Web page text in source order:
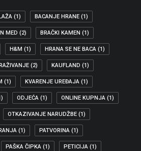
(1) BACANJE HRANE (1)
MED (2) BRAČKI KAMEN (1)
H&M (1) HRANA SE NE BACA (1)
(2) KAUFLAND (1)
(1) KVARENJE UREĐAJA (1)
ODJEĆA (1) ONLINE KUPNJA (1)
OTKAZIVANJE NARUDŽBE (1)
(1) PATVORINA (1)
PAŠKA ČIPKA (1) PETICIJA (1)